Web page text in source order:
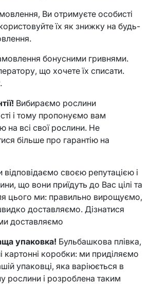
Ви отримуєте особисті
їх як знижку на будь-
бонусними гривнями.
що хочете їх списати.
Вибираємо рослини
і тому пропонуємо вам
на всі свої рослини. Не
більше про гарантію на
відповідаємо своєю репутацією і
що вони приїдуть до Вас цілі та
цього ми: правильно вирощуємо,
доставляємо. Дізнатися
доставляємо
упаковка! Бульбашкова плівка,
картонні коробки: ми приділяємо
упаковці, яка варіюється в
рослини і розроблена таким